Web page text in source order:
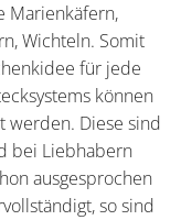
Marienkäfern,
Wichteln. Somit
für jede
können
werden. Diese sind
bei Liebhabern
ausgesprochen
so sind